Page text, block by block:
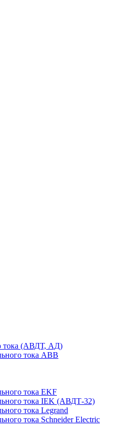
тока (АВДТ, АД)
тока ABB
тока EKF
тока IEK (АВДТ-32)
тока Legrand
тока Schneider Electric